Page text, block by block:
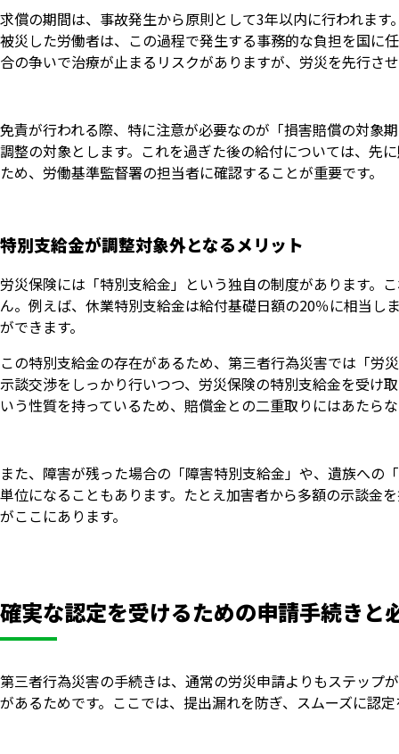
求償の期間は、事故発生から原則として3年以内に行われま
被災した労働者は、この過程で発生する事務的な負担を国に
合の争いで治療が止まるリスクがありますが、労災を先行さ
免責が行われる際、特に注意が必要なのが「損害賠償の対象
調整の対象とします。これを過ぎた後の給付については、先
ため、労働基準監督署の担当者に確認することが重要です。
特別支給金が調整対象外となるメリット
労災保険には「特別支給金」という独自の制度があります。
ん。例えば、休業特別支給金は給付基礎日額の20％に相当
ができます。
この特別支給金の存在があるため、第三者行為災害では「労
示談交渉をしっかり行いつつ、労災保険の特別支給金を受け
いう性質を持っているため、賠償金との二重取りにはあたら
また、障害が残った場合の「障害特別支給金」や、遺族への
単位になることもあります。たとえ加害者から多額の示談金
がここにあります。
確実な認定を受けるための申請手続きと
第三者行為災害の手続きは、通常の労災申請よりもステップ
があるためです。ここでは、提出漏れを防ぎ、スムーズに認